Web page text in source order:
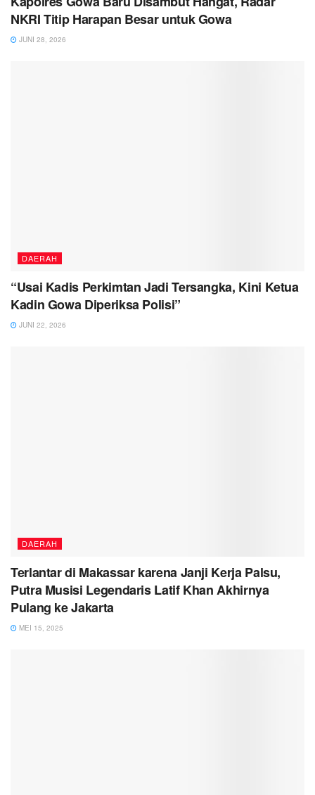
NKRI Titip Harapan Besar untuk Gowa
JUNI 28, 2026
DAERAH
“Usai Kadis Perkimtan Jadi Tersangka, Kini Ketua
Kadin Gowa Diperiksa Polisi”
JUNI 22, 2026
DAERAH
Terlantar di Makassar karena Janji Kerja Palsu,
Putra Musisi Legendaris Latif Khan Akhirnya
Pulang ke Jakarta
MEI 15, 2025